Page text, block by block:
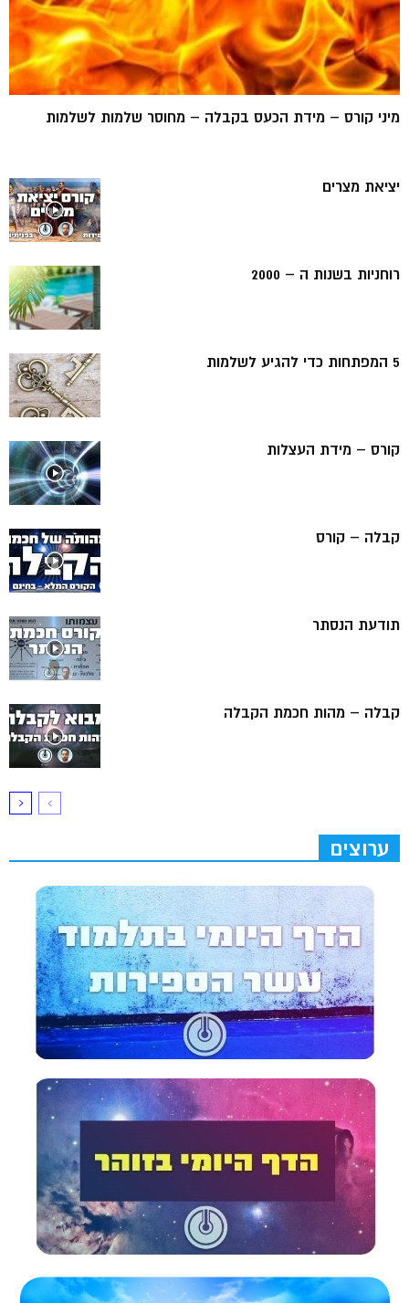
מיני קורס – מידת הכעס בקבלה – מחוסר שלמות לשלמות
יציאת מצרים
רוחניות בשנות ה – 2000
5 המפתחות כדי להגיע לשלמות
קורס – מידת העצלות
קבלה – קורס
תודעת הנסתר
קבלה – מהות חכמת הקבלה
ערוצים